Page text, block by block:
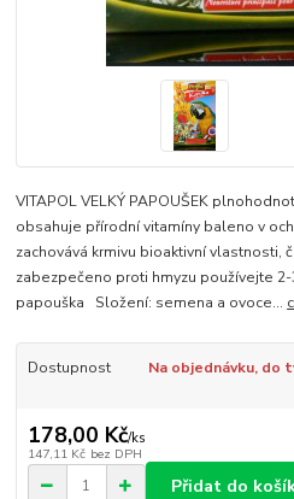
VITAPOL VELKÝ PAPOUŠEK
obsahuje přírodní vitamíny baleno v
zachovává krmivu bioaktivní vlastnosti,
zabezpečeno proti hmyzu používejte
papouška Složení: semena a ovoce...
Dostupnost Na objednávku, do
178,00 Kč/ks
147,11 Kč bez DPH
Přidat do